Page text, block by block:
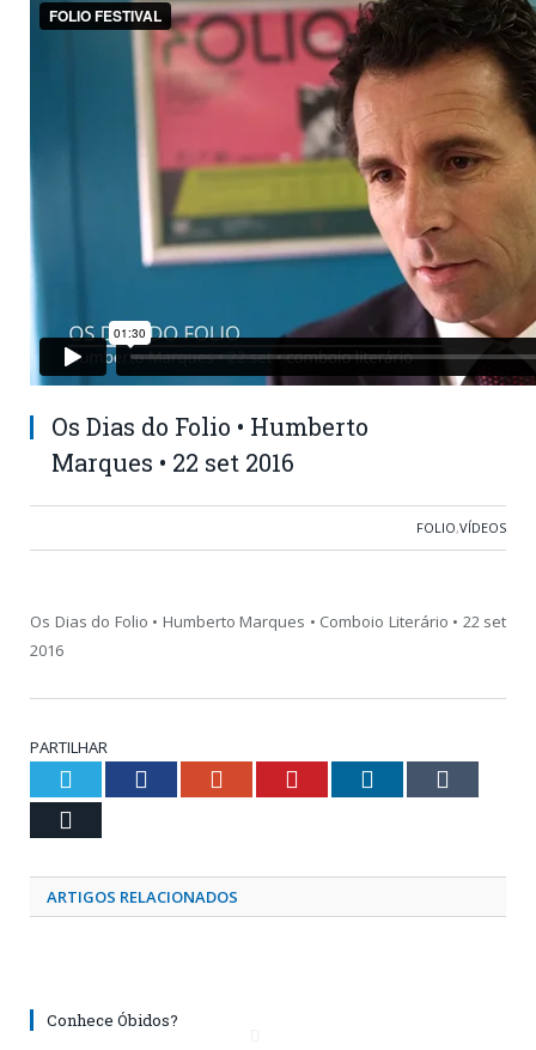
Os Dias do Folio • Humberto
Marques • 22 set 2016
FOLIO,VÍDEOS
Os Dias do Folio • Humberto Marques • Comboio Literário • 22 set
2016
PARTILHAR
Twitter Facebook Google+ Pinterest LinkedIn
ARTIGOS RELACIONADOS
Conhece Óbidos?